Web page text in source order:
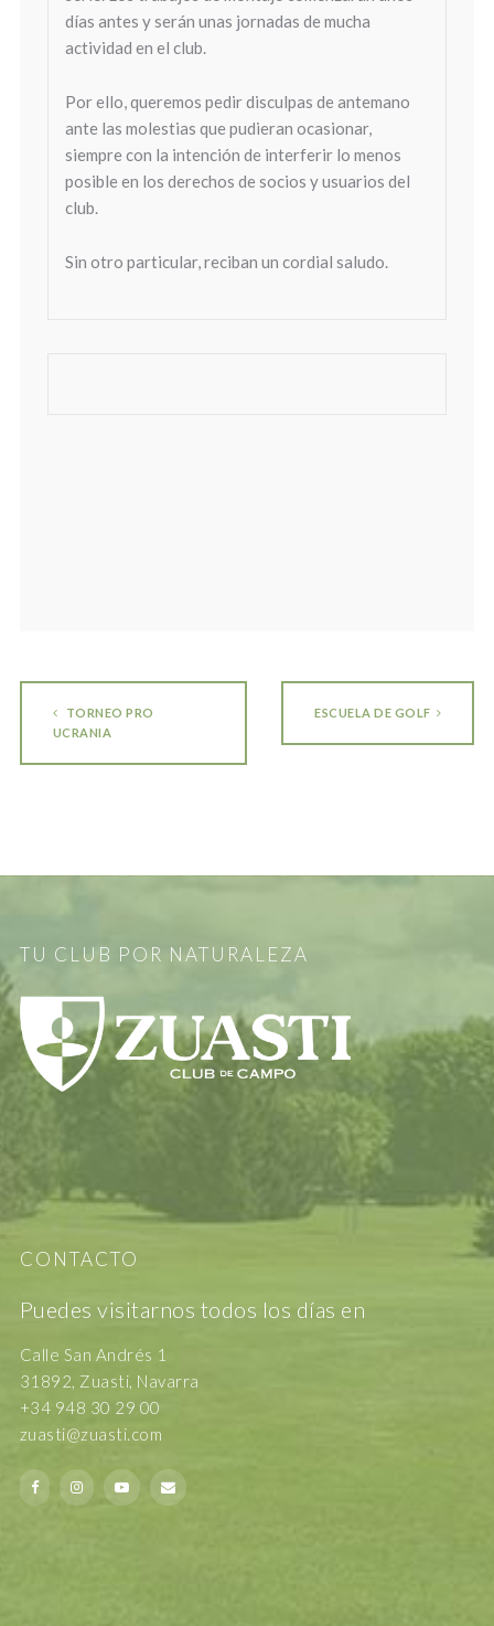
días antes y serán unas jornadas de mucha
actividad en el club.
Por ello, queremos pedir disculpas de antemano
ante las molestias que pudieran ocasionar,
siempre con la intención de interferir lo menos
posible en los derechos de socios y usuarios del
club.
Sin otro particular, reciban un cordial saludo.
TORNEO PRO
UCRANIA
ESCUELA DE GOLF
TU CLUB POR NATURALEZA
CONTACTO
Puedes visitarnos todos los días en
Calle San Andrés 1
31892, Zuasti, Navarra
+34 948 30 29 00
zuasti@zuasti.com